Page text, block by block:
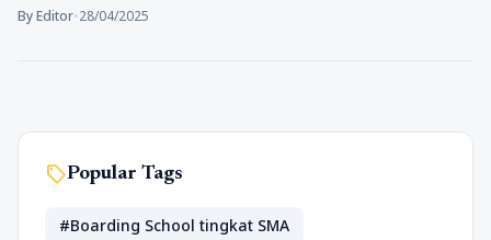
By Editor•28/04/2025
sellPopular Tags
#Boarding School tingkat SMA